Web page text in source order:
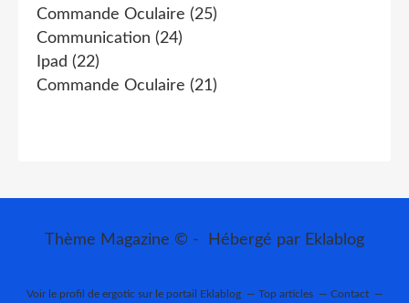
Commande Oculaire (25)
Communication (24)
Ipad (22)
Commande Oculaire (21)
Thème Magazine © - Hébergé par Eklablog
Voir le profil de ergotic sur le portail Eklablog Top articles Contact